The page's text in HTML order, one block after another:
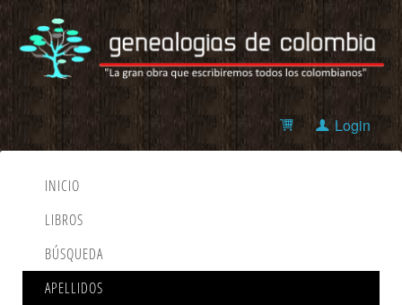
Login
INICIO
LIBROS
BÚSQUEDA
APELLIDOS